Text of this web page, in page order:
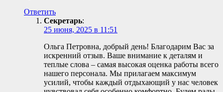
Ответить
Секретарь:
25 июня, 2025 в 11:51
Ольга Петровна, добрый день! Благодарим Вас за
искренний отзыв. Ваше внимание к деталям и
теплые слова – самая высокая оценка работы всего
нашего персонала. Мы прилагаем максимум
усилий, чтобы каждый отдыхающий у нас человек